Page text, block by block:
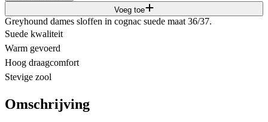
Voeg toe
Greyhound dames sloffen in cognac suede maat 36/37.
Suede kwaliteit
Warm gevoerd
Hoog draagcomfort
Stevige zool
Omschrijving